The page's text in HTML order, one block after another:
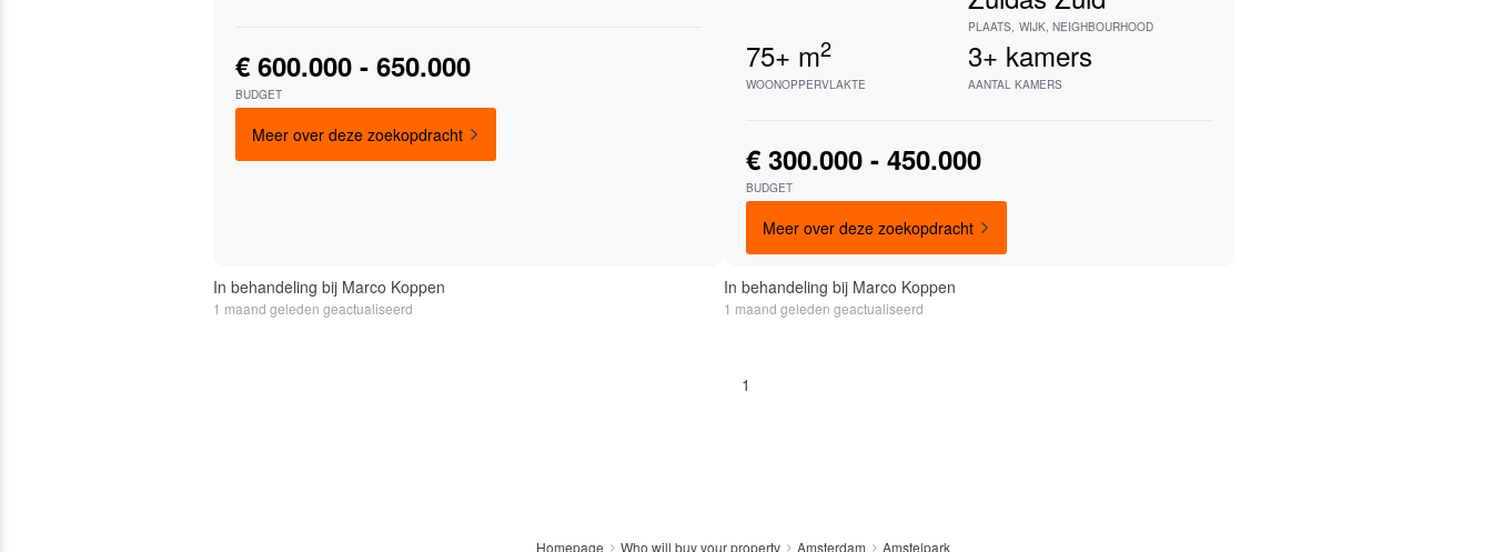
€ 600.000 - 650.000
BUDGET
Meer over deze zoekopdracht
In behandeling bij Marco Koppen
1 maand geleden geactualiseerd
PLAATS, WIJK, NEIGHBOURHOOD
75+ m2
WOONOPPERVLAKTE
3+ kamers
AANTAL KAMERS
€ 300.000 - 450.000
BUDGET
Meer over deze zoekopdracht
In behandeling bij Marco Koppen
1 maand geleden geactualiseerd
1
Homepage Who will buy your property Amsterdam Amstelpark